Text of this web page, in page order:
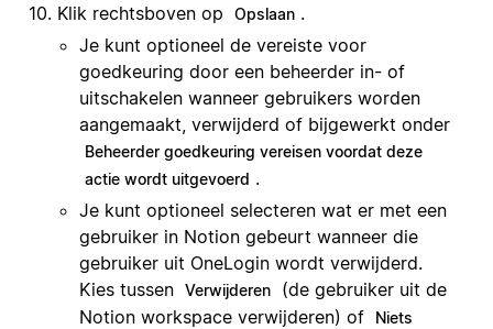
Klik rechtsboven op
Opslaan .
Je kunt optioneel de vereiste voor
goedkeuring door een beheerder in- of
uitschakelen wanneer gebruikers worden
aangemaakt, verwijderd of bijgewerkt onder
Beheerder goedkeuring vereisen voordat deze
actie wordt uitgevoerd .
Je kunt optioneel selecteren wat er met een
gebruiker in Notion gebeurt wanneer die
gebruiker uit OneLogin wordt verwijderd.
Kies tussen Verwijderen
(de gebruiker uit de
Notion workspace verwijderen) of
Niets